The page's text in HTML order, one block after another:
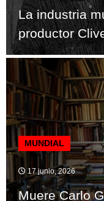
La industria
productor
MUNDIAL
17 junio, 2026
Muere Carlo